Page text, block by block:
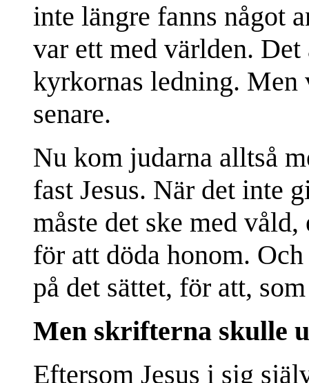
inte längre fanns något
var ett med världen. Det
kyrkornas ledning. Men
senare.
Nu kom judarna alltså
fast Jesus. När det inte
måste det ske med
för att döda honom. Och
på det sättet, för att,
Men skrifterna skulle
Eftersom Jesus i sig